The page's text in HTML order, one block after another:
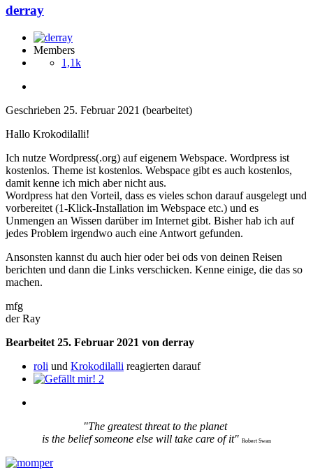
derray
Members
1,1k
Geschrieben 25. Februar 2021 (bearbeitet)
Hallo Krokodilalli!
Ich nutze Wordpress(.org) auf eigenem Webspace. Wordpress ist
kostenlos. Theme ist kostenlos. Webspace gibt es auch kostenlos,
damit kenne ich mich aber nicht aus.
Wordpress hat den Vorteil, dass es vieles schon darauf ausgelegt und
vorbereitet (1-Klick-Installation im Webspace etc.) und es
Unmengen an Wissen darüber im Internet gibt. Bisher hab ich auf
jedes Problem irgendwo auch eine Antwort gefunden.
Ansonsten kannst du auch hier oder bei ods von deinen Reisen
berichten und dann die Links verschicken. Kenne einige, die das so
machen.
mfg
der Ray
Bearbeitet 25. Februar 2021 von derray
roli und Krokodilalli reagierten darauf
2
"The greatest threat to the planet
is the belief someone else will take care of it" Robert Swan